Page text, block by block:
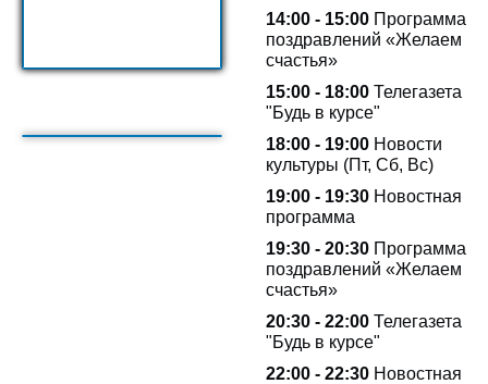
14:00 - 15:00 Программа
поздравлений «Желаем
счастья»
15:00 - 18:00 Телегазета
"Будь в курсе"
18:00 - 19:00 Новости
культуры (Пт, Сб, Вс)
19:00 - 19:30 Новостная
программа
19:30 - 20:30 Программа
поздравлений «Желаем
счастья»
20:30 - 22:00 Телегазета
"Будь в курсе"
22:00 - 22:30 Новостная